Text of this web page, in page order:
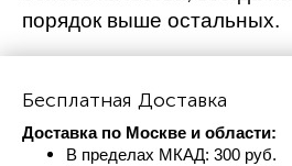
порядок выше остальных.
Бесплатная Доставка
Доставка по Москве и области:
В пределах МКАД: 300 руб.